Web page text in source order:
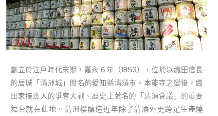
創立於江戶時代末期，嘉永６年（1853），位於以織田信長
的居城「清洲城」聞名的愛知縣清須市。本能寺之變後，織
田家接班人的爭奪大戰、歷史上著名的「清須會議」的重要
舞台就在此地。清洲櫻釀造近年除了清酒外更跨足生產燒